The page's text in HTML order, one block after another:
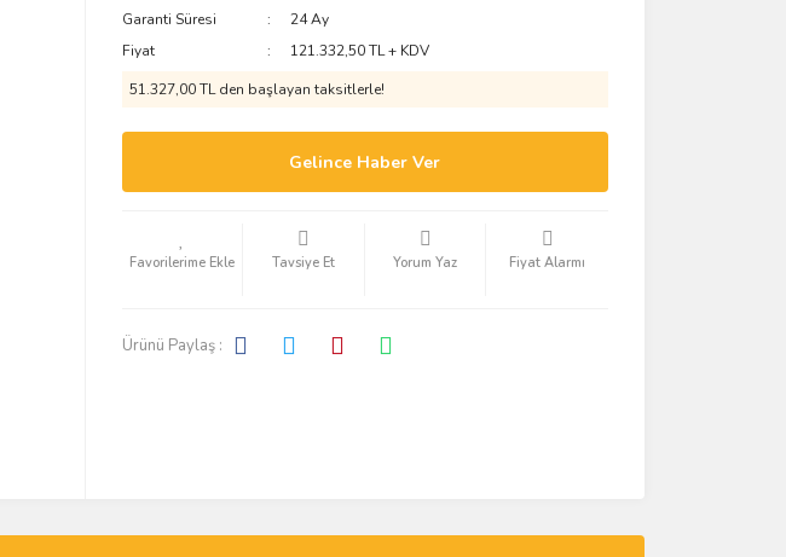
Garanti Süresi
24 Ay
Fiyat
121.332,50 TL + KDV
51.327,00 TL den başlayan taksitlerle!
Gelince Haber Ver
Tavsiye Et Yorum Yaz Fiyat Alarmı
Ürünü Paylaş :